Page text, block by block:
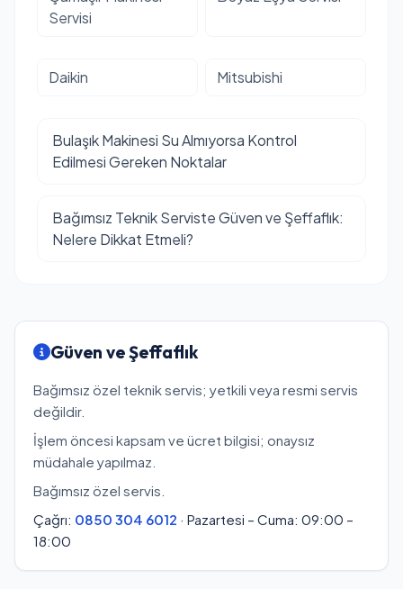
Servisi
Daikin Mitsubishi
Bulaşık Makinesi Su Almıyorsa Kontrol
Edilmesi Gereken Noktalar
Bağımsız Teknik Serviste Güven ve Şeffaflık:
Nelere Dikkat Etmeli?
Güven ve Şeffaflık
Bağımsız özel teknik servis; yetkili veya resmi servis
değildir.
İşlem öncesi kapsam ve ücret bilgisi; onaysız
müdahale yapılmaz.
Bağımsız özel servis.
Çağrı: 0850 304 6012 · Pazartesi – Cuma: 09:00 –
18:00